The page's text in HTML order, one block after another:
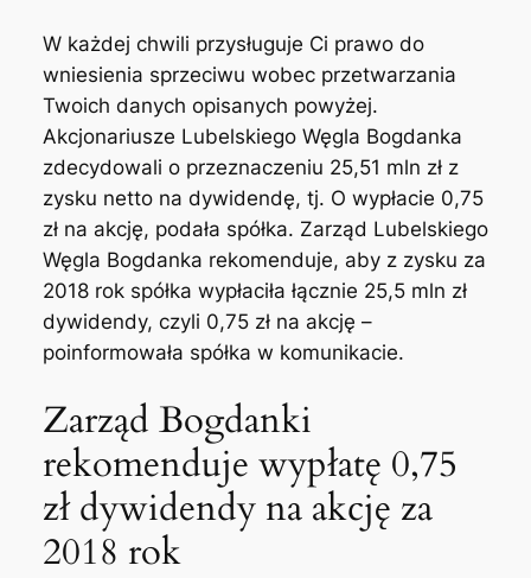
W każdej chwili przysługuje Ci prawo do
wniesienia sprzeciwu wobec przetwarzania
Twoich danych opisanych powyżej.
Akcjonariusze Lubelskiego Węgla Bogdanka
zdecydowali o przeznaczeniu 25,51 mln zł z
zysku netto na dywidendę, tj. O wypłacie 0,75
zł na akcję, podała spółka. Zarząd Lubelskiego
Węgla Bogdanka rekomenduje, aby z zysku za
2018 rok spółka wypłaciła łącznie 25,5 mln zł
dywidendy, czyli 0,75 zł na akcję –
poinformowała spółka w komunikacie.
Zarząd Bogdanki
rekomenduje wypłatę 0,75
zł dywidendy na akcję za
2018 rok